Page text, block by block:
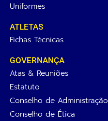
Uniformes
ATLETAS
Fichas Técnicas
GOVERNANÇA
Atas & Reuniões
Estatuto
Conselho de Administração
Conselho de Ética